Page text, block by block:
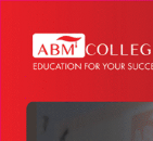
o
k
er